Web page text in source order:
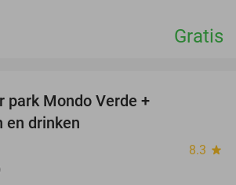
Gratis
park Mondo Verde +
en drinken
8.3 star